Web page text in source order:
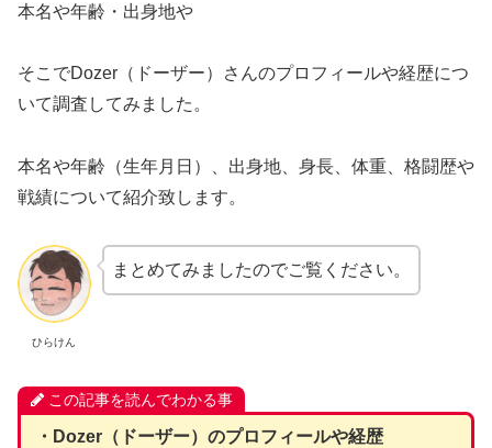
本名や年齢・出身地や
そこでDozer（ドーザー）さんのプロフィールや経歴につ
いて調査してみました。
本名や年齢（生年月日）、出身地、身長、体重、格闘歴や
戦績について紹介致します。
ひらけん
まとめてみましたのでご覧ください。
この記事を読んでわかる事
・Dozer（ドーザー）のプロフィールや経歴